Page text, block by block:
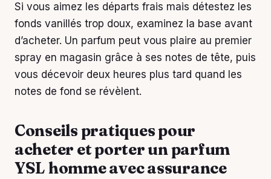
Si vous aimez les départs frais mais détestez les
fonds vanillés trop doux, examinez la base avant
d’acheter. Un parfum peut vous plaire au premier
spray en magasin grâce à ses notes de tête, puis
vous décevoir deux heures plus tard quand les
notes de fond se révèlent.
Conseils pratiques pour
acheter et porter un parfum
YSL homme avec assurance